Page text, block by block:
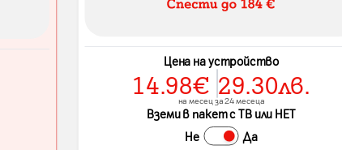
Цена на устройство
14.98€ 29.30лв.
на месец за 24 месеца
Вземи в пакет с ТВ или НЕТ
Не Да